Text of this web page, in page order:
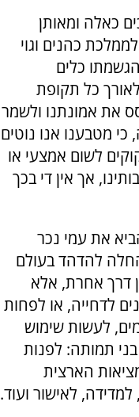
כאלה ומאותן
כהנים וגוי
כלים
כל תקופת
את אמונתנו ולשמר
מטבענו אנו נוטים
לשום אמצעי או
אך אין די בכך
את עמי נכר
להדהד בעולם
דרך אחרת, אלא
לדחייה, או לפחות
לעשות שימוש
תמותה: לפנות
הארצית
לאישור ועוד.